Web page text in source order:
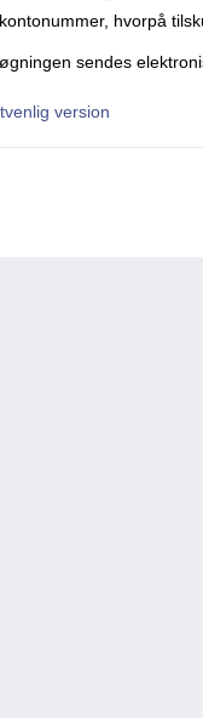
kontonummer, hvorpå
sendes
version